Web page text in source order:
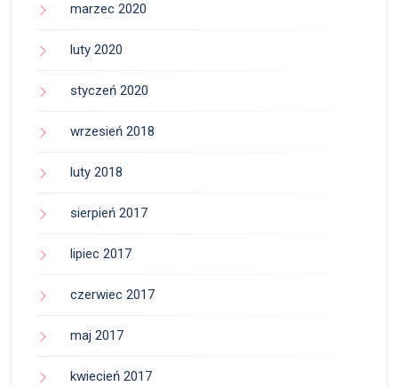
marzec 2020
luty 2020
styczeń 2020
wrzesień 2018
luty 2018
sierpień 2017
lipiec 2017
czerwiec 2017
maj 2017
kwiecień 2017